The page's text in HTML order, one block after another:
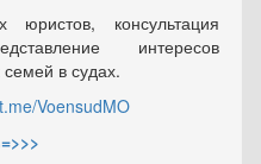
консультация
интересов
в судах.
VoensudMO